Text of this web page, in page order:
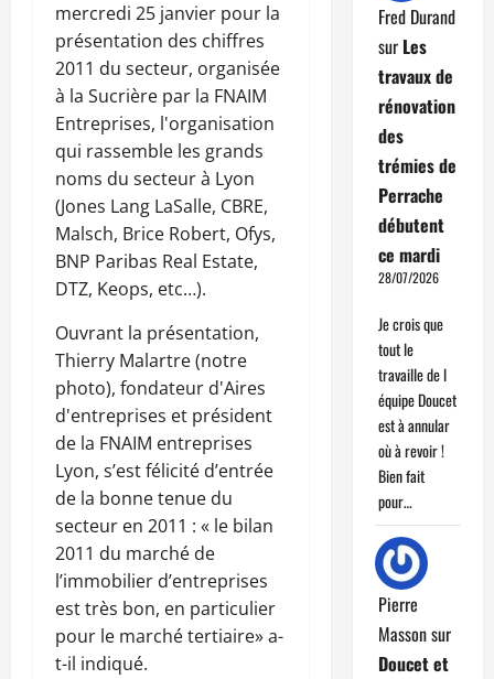
mercredi 25 janvier pour la
présentation des chiffres
2011 du secteur, organisée
à la Sucrière par la FNAIM
Entreprises, l'organisation
qui rassemble les grands
noms du secteur à Lyon
(Jones Lang LaSalle, CBRE,
Malsch, Brice Robert, Ofys,
BNP Paribas Real Estate,
DTZ, Keops, etc…).
Ouvrant la présentation,
Thierry Malartre (notre
photo), fondateur d'Aires
d'entreprises et président
de la FNAIM entreprises
Lyon, s’est félicité d’entrée
de la bonne tenue du
secteur en 2011 : « le bilan
2011 du marché de
l’immobilier d’entreprises
est très bon, en particulier
pour le marché tertiaire» a-
t-il indiqué.
Fred Durand
sur Les
travaux de
rénovation
des
trémies de
Perrache
débutent
ce mardi
28/07/2026
Je crois que
tout le
travaille de l
équipe Doucet
est à annular
où à revoir !
Bien fait
pour…
Pierre
Massonsur
Doucet et